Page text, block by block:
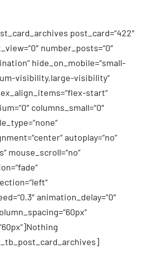
post_card=“422″
number_posts=“0″
hide_on_mobile=“small-
visibility,large-visibility“
start“
columns_small=“0″
autoplay=“no“
mouse_scroll=“no“
animation_delay=“0″